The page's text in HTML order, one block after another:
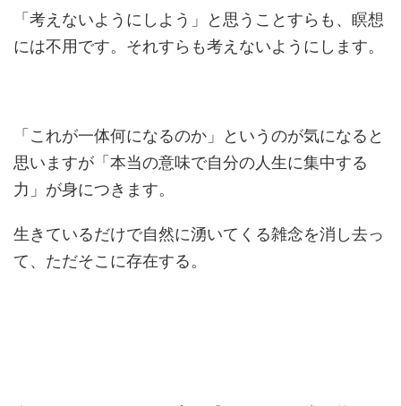
「考えないようにしよう」と思うことすらも、瞑想
には不用です。それすらも考えないようにします。
「これが一体何になるのか」というのが気になると
思いますが「本当の意味で自分の人生に集中する
力」が身につきます。
生きているだけで自然に湧いてくる雑念を消し去っ
て、ただそこに存在する。